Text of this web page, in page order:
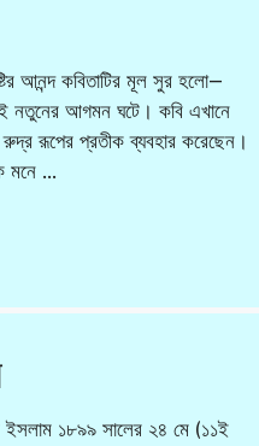
আনন্দ কবিতাটির মূল সুর হলো—
নতুনের আগমন ঘটে। কবি এখানে
রূপের প্রতীক ব্যবহার করেছেন।
মনে …
১৮৯৯ সালের ২৪ মে (১১ই